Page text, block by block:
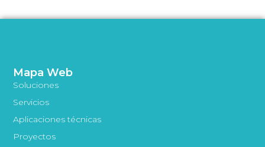
Mapa Web
Soluciones
Servicios
Aplicaciones técnicas
Proyectos